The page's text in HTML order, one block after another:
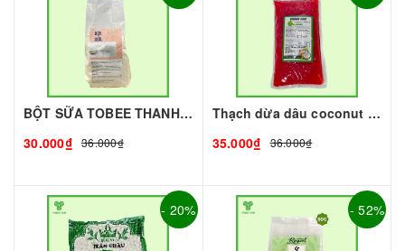
BỘT SỮA TOBEE THANH VỊ - 300g - TOBEE FOOD | Bột Sữa làm Trà Sữa - TOBEE FOOD
30.000₫ 36.000₫
Thạch dừa dâu coconut 1kg I Nguyên Liệu Pha Chế - Tobee Food
35.000₫
36.000₫
- 20% - 52%